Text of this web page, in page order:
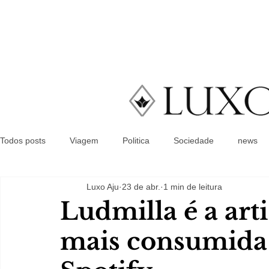
Todos posts Viagem Politica Sociedade news
Ludmilla é a
mais
Luxo Aju 23 de abr. 1 min de leitura